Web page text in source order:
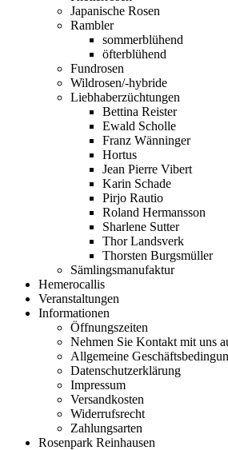
Japanische Rosen
Rambler
sommerblühend
öfterblühend
Fundrosen
Wildrosen/-hybride
Liebhaberzüchtungen
Bettina Reister
Ewald Scholle
Franz Wänninger
Hortus
Jean Pierre Vibert
Karin Schade
Pirjo Rautio
Roland Hermansson
Sharlene Sutter
Thor Landsverk
Thorsten Burgsmüller
Sämlingsmanufaktur
Hemerocallis
Veranstaltungen
Informationen
Öffnungszeiten
Nehmen Sie Kontakt mit uns
Allgemeine
Datenschutzerklärung
Impressum
Versandkosten
Widerrufsrecht
Zahlungsarten
Rosenpark Reinhausen